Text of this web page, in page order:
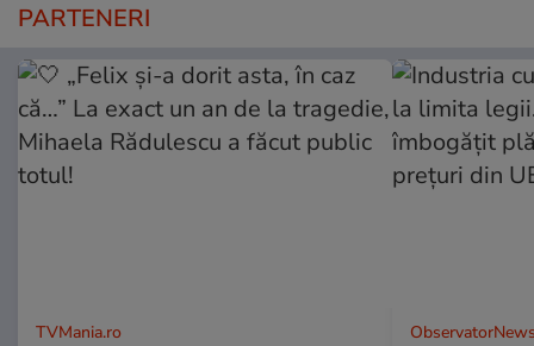
PARTENERI
TVMania.ro